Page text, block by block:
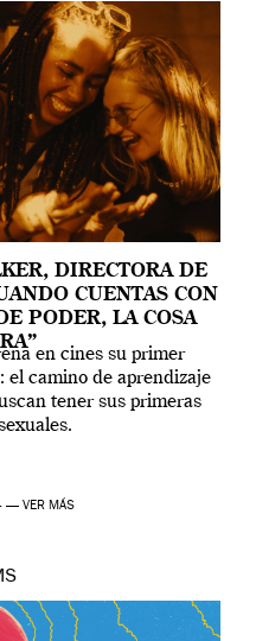
DIRECTORA DE
CUENTAS CON
PODER, LA COSA
en cines su primer
el camino de aprendizaje
tener sus primeras
— VER MÁS